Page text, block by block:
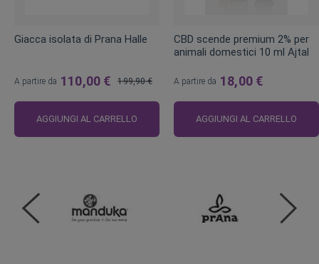
Giacca isolata di Prana Halle
A partire da 110,00 €
regolare
199,90 €
AGGIUNGI AL CARRELLO
CBD scende premium 2% per
animali domestici 10 ml Ajtal
A partire da 18,00 €
AGGIUNGI AL CARRELLO